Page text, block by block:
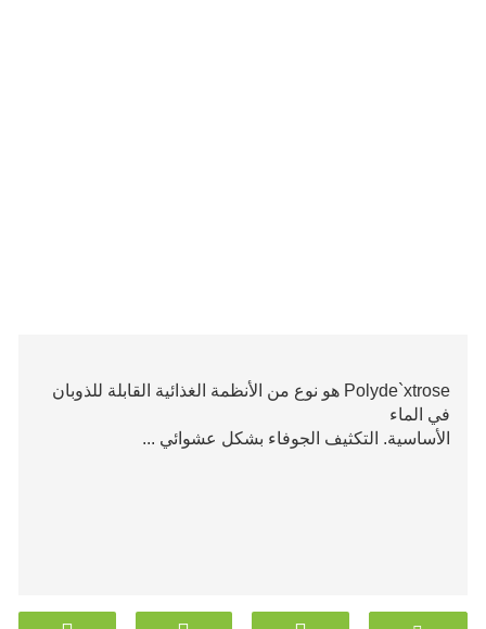
Polyde`xtrose هو نوع من الأنظمة الغذائية القابلة للذوبان
في الماء
الأساسية. التكثيف الجوفاء بشكل عشوائي ...